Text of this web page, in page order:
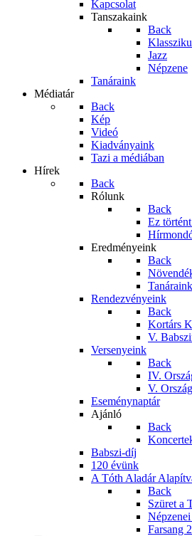
Kapcsolat
Tanszakaink
Back
Jazz
Népzene
Tanáraink
Médiatár
Back
Kép
Videó
Kiadványaink
Tazi a médiában
Hírek
Back
Rólunk
Back
Ez
Eredményeink
Back
Rendezvényeink
Back
Kortárs
V.
Versenyeink
Back
IV.
V.
Eseménynaptár
Ajánló
Back
Babszi-díj
120 évünk
A Tóth Aladár
Back
Szüret a
Farsang